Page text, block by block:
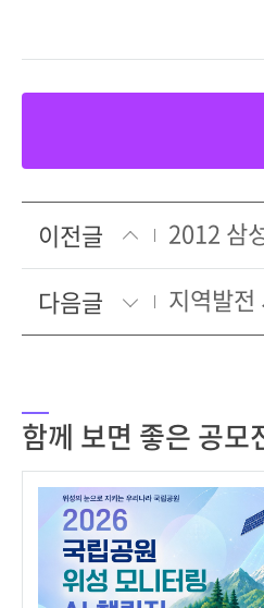
이전글
2012 삼
다음글
지역발전
함께 보면 좋은 공모